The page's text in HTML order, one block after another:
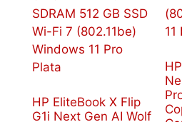
HP EliteBook X Flip
G1i Next Gen AI Wolf